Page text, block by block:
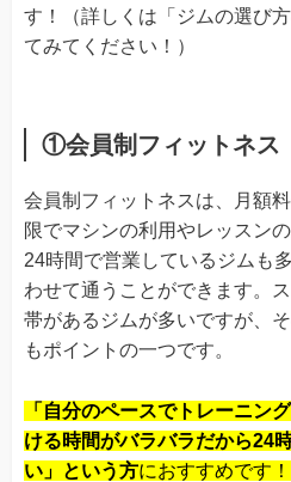
す！（詳しくは「ジムの選び
てみてください！）
①会員制フィットネス
会員制フィットネスは、月額
限でマシンの利用やレッスン
24時間で営業しているジムも
わせて通うことができます。
帯があるジムが多いですが、
もポイントの一つです。
「自分のペースでトレーニン
ける時間がバラバラだから24
い」という方におすすめです！